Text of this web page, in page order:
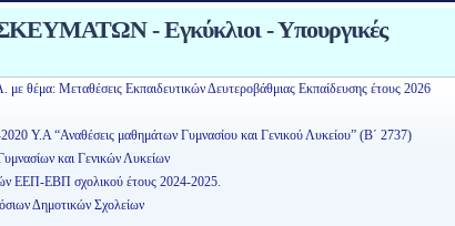
- Εγκύκλιοι - Υπουργικές
θέμα: Μεταθέσεις Εκπαιδευτικών Δευτεροβάθμιας Εκπαίδευσης έτους 2026
Υ.Α “Αναθέσεις μαθημάτων Γυμνασίου και Γενικού Λυκείου” (Β΄ 2737)
και Γενικών Λυκείων
ΕΕΠ-ΕΒΠ σχολικού έτους 2024-2025.
Δημοτικών Σχολείων